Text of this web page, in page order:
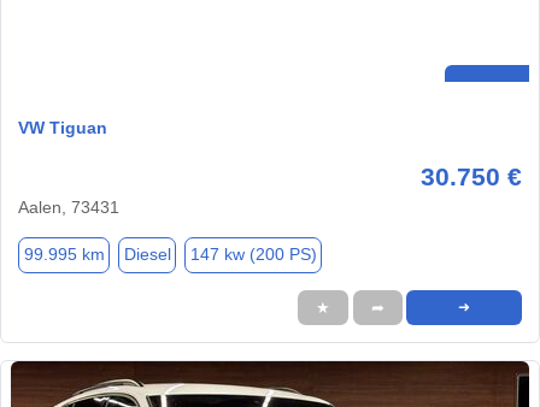
VW Tiguan
30.750 €
Aalen, 73431
99.995 km Diesel 147 kw (200 PS)
★ ➦ ➜